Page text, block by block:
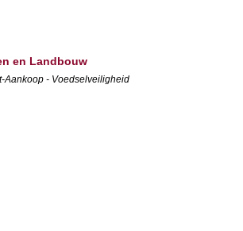
en Landbouw
Aankoop - Voedselveiligheid